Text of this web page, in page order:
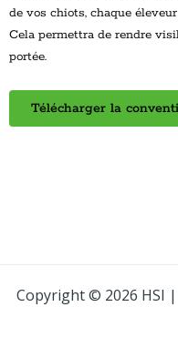
de vos chiots, chaque
Cela permettra de rendre
portée.
Copyright © 2026 HSI